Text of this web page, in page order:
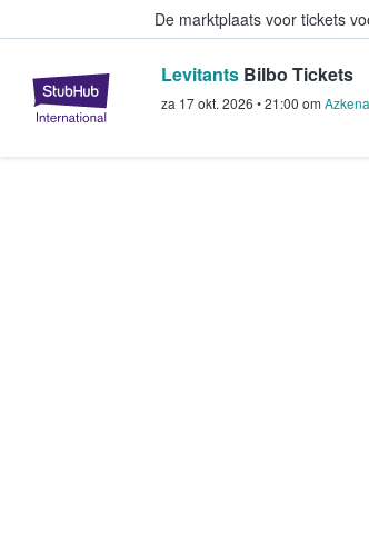
De marktplaats voor tickets
StubHub: waar fans
Levitants Bilbo Tickets
za 17 okt. 2026 •21:00 om